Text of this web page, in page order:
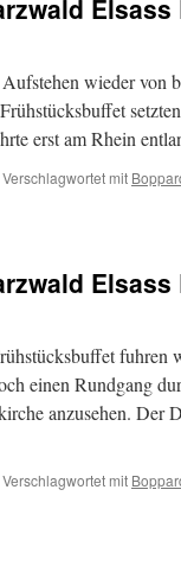
wieder von
erst am Rhein
Verschlagwortet mit
fuhren
einen Rundgang
anzusehen. Der
Verschlagwortet mit